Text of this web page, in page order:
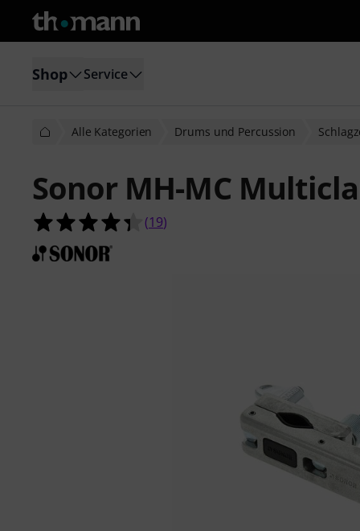
Shop Service
Alle Kategorien Drums und Percussion
Sonor MH-MC
4.4 von 5 Sternen aus 19
(19)